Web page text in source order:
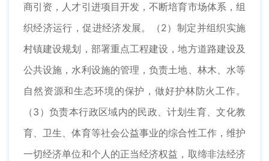
商引资，人才引进项目开发，不断培育市场体系，组
织经济运行，促进经济发展。（2）制定并组织实施
村镇建设规划，部署重点工程建设，地方道路建设及
公共设施，水利设施的管理，负责土地、林木、水等
自然资源和生态环境的保护，做好护林防火工作。
（3）负责本行政区域内的民政、计划生育、文化教
育、卫生、体育等社会公益事业的综合性工作，维护
一切经济单位和个人的正当经济权益，取缔非法经济